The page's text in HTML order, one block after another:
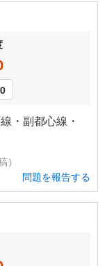
0
・副都心線・
問題を報告する